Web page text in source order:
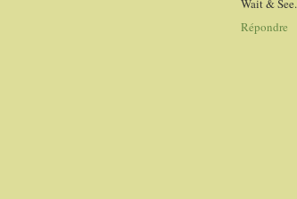
Répondre